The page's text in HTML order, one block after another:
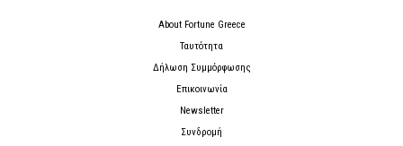
About Fortune Greece
Ταυτότητα
Δήλωση Συμμόρφωσης
Επικοινωνία
Newsletter
Συνδρομή